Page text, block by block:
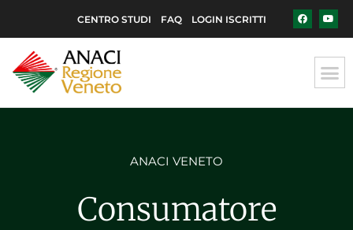
CENTRO STUDI FAQ LOGIN ISCRITTI
ANACI VENETO
Consumatore